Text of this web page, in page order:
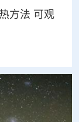
方法 可观